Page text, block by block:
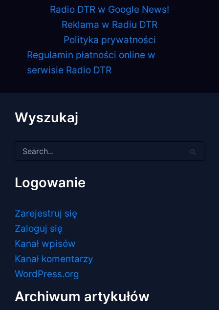
Radio DTR w Google News!
Reklama w Radiu DTR
Polityka prywatności
Regulamin płatności online w
serwisie Radio DTR
Wyszukaj
dla:
Logowanie
Zarejestruj się
Zaloguj się
Kanał wpisów
Kanał komentarzy
WordPress.org
Archiwum artykułów